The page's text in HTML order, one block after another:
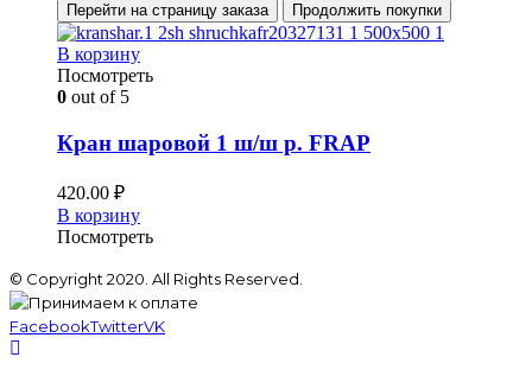
Перейти на страницу заказа Продолжить покупки
В корзину
Посмотреть
0 out of 5
Кран шаровой 1 ш/ш р. FRAP
420.00 ₽
В корзину
Посмотреть
© Copyright 2020. All Rights Reserved.
FacebookTwitterVK